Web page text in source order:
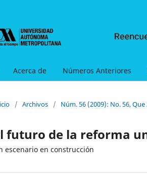
Acerca de Números Anteriores
/ Archivos / Núm. 56 (2009): No. 56,
futuro de la reforma
escenario en construcción